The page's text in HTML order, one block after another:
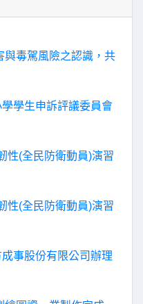
與毒駕風險之認識，共
學生申訴評議委員會
性(全民防衛動員)演習
性(全民防衛動員)演習
事股份有限公司辦理